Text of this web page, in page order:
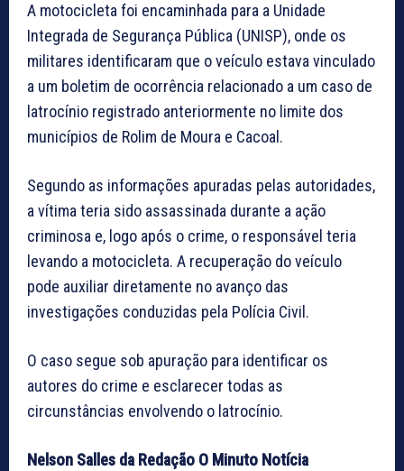
A motocicleta foi encaminhada para a Unidade
Integrada de Segurança Pública (UNISP), onde os
militares identificaram que o veículo estava vinculado
a um boletim de ocorrência relacionado a um caso de
latrocínio registrado anteriormente no limite dos
municípios de Rolim de Moura e Cacoal.
Segundo as informações apuradas pelas autoridades,
a vítima teria sido assassinada durante a ação
criminosa e, logo após o crime, o responsável teria
levando a motocicleta. A recuperação do veículo
pode auxiliar diretamente no avanço das
investigações conduzidas pela Polícia Civil.
O caso segue sob apuração para identificar os
autores do crime e esclarecer todas as
circunstâncias envolvendo o latrocínio.
Nelson Salles da Redação O Minuto Notícia